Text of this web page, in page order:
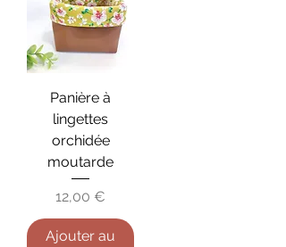
Panière à
lingettes
orchidée
moutarde
Prix
12,00 €
Ajouter au